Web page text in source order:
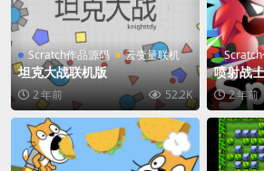
Scratch作品源码 云变量联机
坦克大战联机版
2 年前 52.2K
喷射战士
2 年前